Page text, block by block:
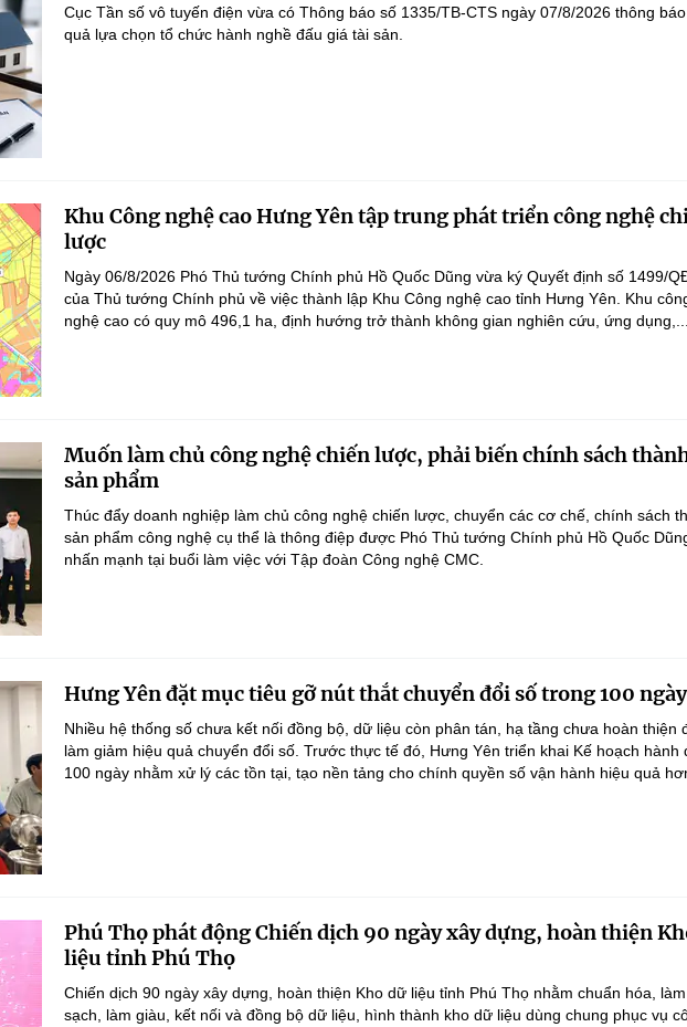
Cục Tần số vô tuyến điện vừa có Thông báo số 1335/TB-CTS ngày 07/8/2026 thông
quả lựa chọn tổ chức hành nghề đấu giá tài sản.
Khu Công nghệ cao Hưng Yên tập trung phát triển công nghệ
lược
Ngày 06/8/2026 Phó Thủ tướng Chính phủ Hồ Quốc Dũng vừa ký Quyết định số 1499/
của Thủ tướng Chính phủ về việc thành lập Khu Công nghệ cao tỉnh Hưng Yên. Khu
nghệ cao có quy mô 496,1 ha, định hướng trở thành không gian nghiên cứu, ứng dụng,...
Muốn làm chủ công nghệ chiến lược, phải biến chính sách
sản phẩm
Thúc đẩy doanh nghiệp làm chủ công nghệ chiến lược, chuyển các cơ chế, chính sách
sản phẩm công nghệ cụ thể là thông điệp được Phó Thủ tướng Chính phủ Hồ Quốc
nhấn mạnh tại buổi làm việc với Tập đoàn Công nghệ CMC.
Hưng Yên đặt mục tiêu gỡ nút thắt chuyển đổi số trong 100 ngày
Nhiều hệ thống số chưa kết nối đồng bộ, dữ liệu còn phân tán, hạ tầng chưa hoàn thiện
làm giảm hiệu quả chuyển đổi số. Trước thực tế đó, Hưng Yên triển khai Kế hoạch hành
100 ngày nhằm xử lý các tồn tại, tạo nền tảng cho chính quyền số vận hành hiệu quả
Phú Thọ phát động Chiến dịch 90 ngày xây dựng, hoàn thiện
liệu tỉnh Phú Thọ
Chiến dịch 90 ngày xây dựng, hoàn thiện Kho dữ liệu tỉnh Phú Thọ nhằm chuẩn hóa, làm
sạch, làm giàu, kết nối và đồng bộ dữ liệu, hình thành kho dữ liệu dùng chung phục vụ